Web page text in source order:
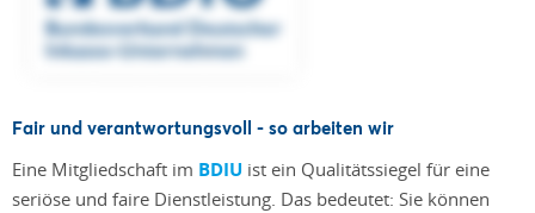
Fair und verantwortungsvoll - so arbeiten wir
Eine Mitgliedschaft im BDIU ist ein Qualitätssiegel für eine
seriöse und faire Dienstleistung. Das bedeutet: Sie können